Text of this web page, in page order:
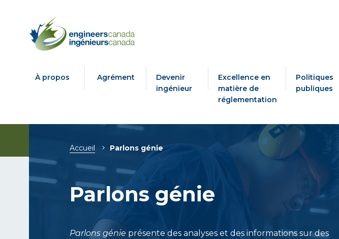
À propos Agrément
Devenir
ingénieur
Excellence en
matière de
réglementation
Politiques
publiques
Fil
d'Ariane
Accueil Parlons génie
Parlons génie
Parlons génie présente des analyses et des informations sur des